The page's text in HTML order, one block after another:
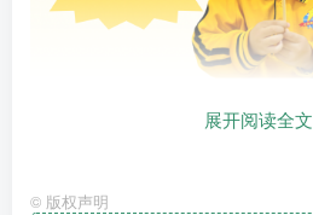
展开阅读全文
© 版权声明